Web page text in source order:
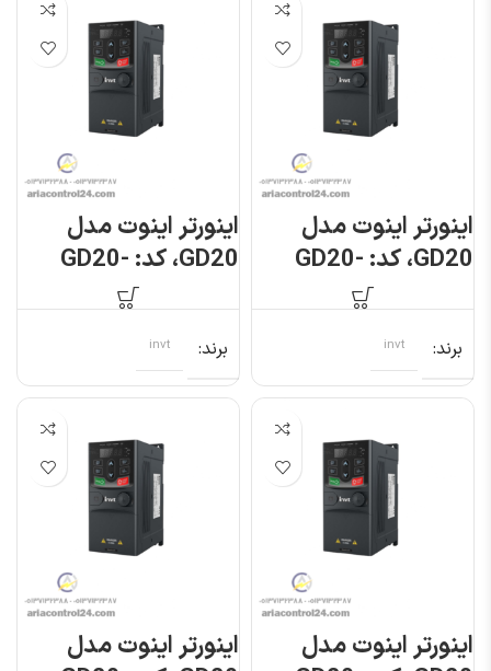
اینورتر اینوت مدل
GD20، کد: GD20-
برند invt
اینورتر اینوت مدل
GD20، کد: GD20-
برند invt
اینورتر اینوت مدل
اینورتر اینوت مدل